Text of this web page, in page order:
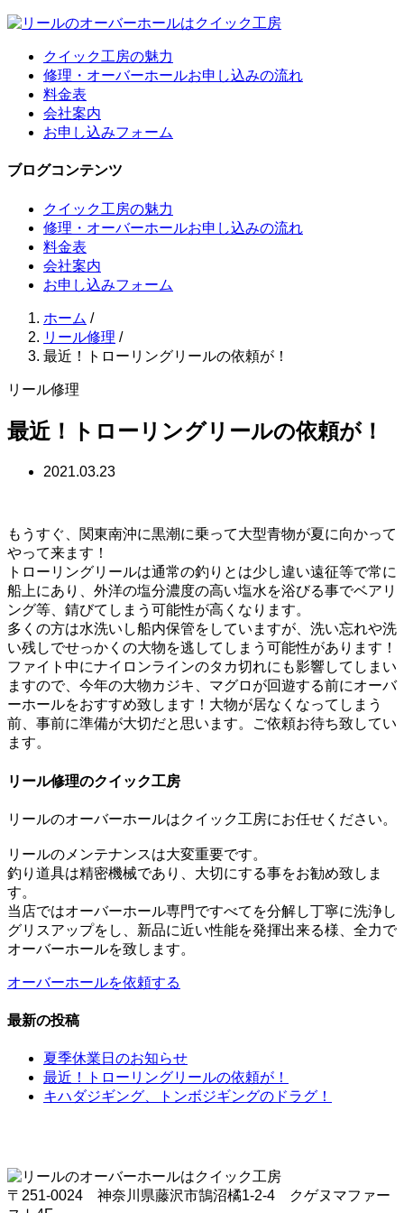
クイック工房の魅力
修理・オーバーホールお申し込みの流れ
料金表
会社案内
お申し込みフォーム
ブログコンテンツ
クイック工房の魅力
修理・オーバーホールお申し込みの流れ
料金表
会社案内
お申し込みフォーム
ホーム /
リール修理 /
最近！トローリングリールの依頼が！
リール修理
最近！トローリングリールの依頼が！
2021.03.23
もうすぐ、関東南沖に黒潮に乗って大型青物が夏に向かって
やって来ます！
トローリングリールは通常の釣りとは少し違い遠征等で常に
船上にあり、外洋の塩分濃度の高い塩水を浴びる事でベアリ
ング等、錆びてしまう可能性が高くなります。
多くの方は水洗いし船内保管をしていますが、洗い忘れや洗
い残しでせっかくの大物を逃してしまう可能性があります！
ファイト中にナイロンラインのタカ切れにも影響してしまい
ますので、今年の大物カジキ、マグロが回遊する前にオーバ
ーホールをおすすめ致します！大物が居なくなってしまう
前、事前に準備が大切だと思います。ご依頼お待ち致してい
ます。
リール修理のクイック工房
リールのオーバーホールはクイック工房にお任せください。
リールのメンテナンスは大変重要です。
釣り道具は精密機械であり、大切にする事をお勧め致しま
す。
当店ではオーバーホール専門ですべてを分解し丁寧に洗浄し
グリスアップをし、新品に近い性能を発揮出来る様、全力で
オーバーホールを致します。
オーバーホールを依頼する
最新の投稿
夏季休業日のお知らせ
最近！トローリングリールの依頼が！
キハダジギング、トンボジギングのドラグ！
〒251-0024 神奈川県藤沢市鵠沼橘1-2-4 クゲヌマファー